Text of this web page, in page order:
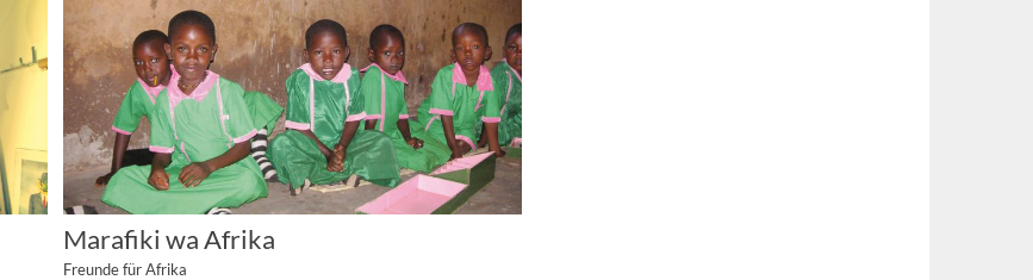
Marafiki wa Afrika
Freunde für Afrika